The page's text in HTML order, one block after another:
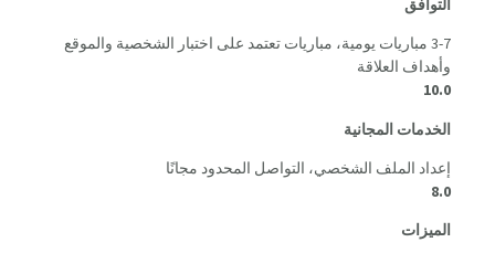
التوافق
3-7 مباريات يومية، مباريات تعتمد على اختبار الشخصية والموقع
وأهداف العلاقة
10.0
الخدمات المجانية
إعداد الملف الشخصي، التواصل المحدود مجانًا
8.0
الميزات